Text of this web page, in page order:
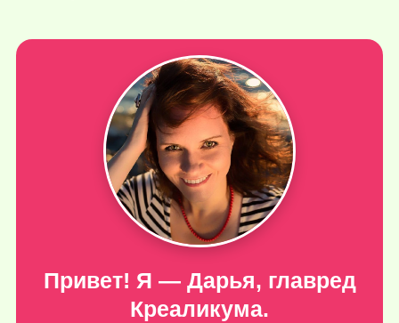
Привет! Я — Дарья, главред
Креаликума.